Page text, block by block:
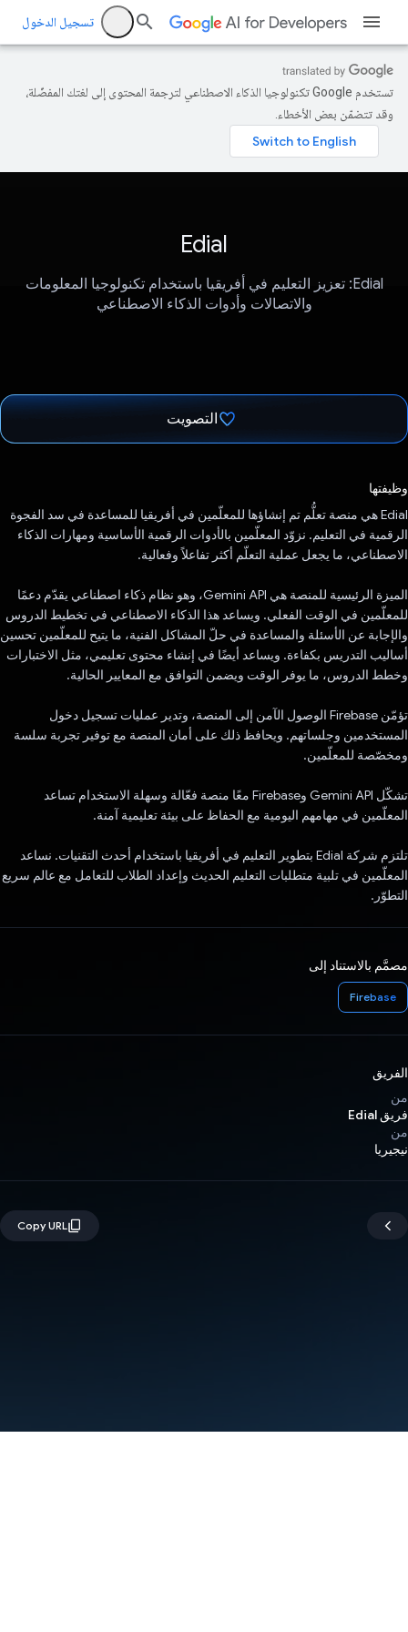
تسجيل الدخول
تستخدم Google تكنولوجيا الذكاء الاصطناعي لترجمة المحتوى إلى لغتك المفضّلة،
وقد تتضمّن بعض الأخطاء.
Edial
Edial: تعزيز التعليم في أفريقيا باستخدام تكنولوجيا المعلومات
والاتصالات وأدوات الذكاء الاصطناعي
التصويت
وظيفتها
Edial هي منصة تعلُّم تم إنشاؤها للمعلّمين في أفريقيا للمساعدة في سد الفجوة
الرقمية في التعليم. نزوّد المعلّمين بالأدوات الرقمية الأساسية ومهارات الذكاء
الاصطناعي، ما يجعل عملية التعلّم أكثر تفاعلاً وفعالية.
الميزة الرئيسية للمنصة هي Gemini API، وهو نظام ذكاء اصطناعي يقدّم دعمًا
للمعلّمين في الوقت الفعلي. ويساعد هذا الذكاء الاصطناعي في تخطيط الدروس
والإجابة عن الأسئلة والمساعدة في حلّ المشاكل الفنية، ما يتيح للمعلّمين تحسين
أساليب التدريس بكفاءة. ويساعد أيضًا في إنشاء محتوى تعليمي، مثل الاختبارات
وخطط الدروس، ما يوفر الوقت ويضمن التوافق مع المعايير الحالية.
تؤمّن Firebase الوصول الآمن إلى المنصة، وتدير عمليات تسجيل دخول
المستخدمين وجلساتهم. ويحافظ ذلك على أمان المنصة مع توفير تجربة سلسة
ومخصّصة للمعلّمين.
تشكّل Gemini API وFirebase معًا منصة فعّالة وسهلة الاستخدام تساعد
المعلّمين في مهامهم اليومية مع الحفاظ على بيئة تعليمية آمنة.
تلتزم شركة Edial بتطوير التعليم في أفريقيا باستخدام أحدث التقنيات. نساعد
المعلّمين في تلبية متطلبات التعليم الحديث وإعداد الطلاب للتعامل مع عالم سريع
التطوّر.
مصمَّم بالاستناد إلى
Firebase
الفريق
من
فريق Edial
من
نيجيريا